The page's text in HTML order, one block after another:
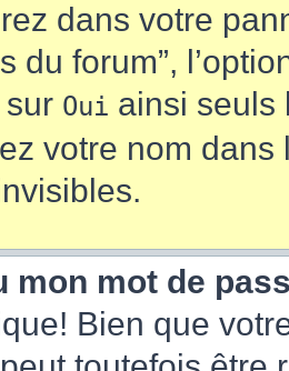
dans votre
du forum”,
Oui ainsi seuls
votre nom
mon mot de
Bien que